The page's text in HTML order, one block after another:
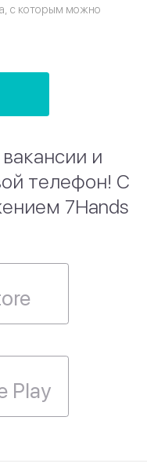
с которым можно
и
телефон! С
7Hands
Play